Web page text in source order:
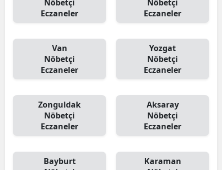
Nöbetçi
Eczaneler
Nöbetçi
Eczaneler
Van
Nöbetçi
Eczaneler
Yozgat
Nöbetçi
Eczaneler
Zonguldak
Nöbetçi
Eczaneler
Aksaray
Nöbetçi
Eczaneler
Bayburt
Karaman